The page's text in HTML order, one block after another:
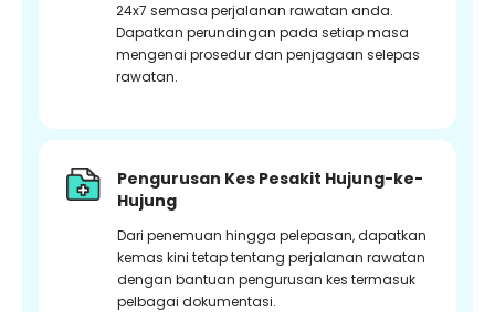
24x7 semasa perjalanan rawatan anda.
Dapatkan perundingan pada setiap masa
mengenai prosedur dan penjagaan selepas
rawatan.
Pengurusan Kes Pesakit Hujung-ke-
Hujung
Dari penemuan hingga pelepasan, dapatkan
kemas kini tetap tentang perjalanan rawatan
dengan bantuan pengurusan kes termasuk
pelbagai dokumentasi.